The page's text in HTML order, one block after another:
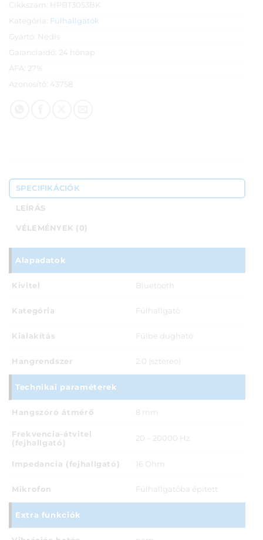
Cikkszám: HPBT3053BK
Kategória: Fülhallgatók
Gyártó: Nedis
Garanciaidő: 24 hónap
ÁFA: 27%
Azonosító: 43758
SPECIFIKÁCIÓK
LEÍRÁS
VÉLEMÉNYEK (0)
Alapadatok
Kivitel Bluetooth
Kategória Fülhallgató
Kialakítás Fülbe dugható
Hangrendszer 2.0 (sztereo)
Technikai paraméterek
Hangszóró átmérő 8 mm
Frekvencia-átvitel
(fejhallgató)
20 – 20000 Hz
Impedancia (fejhallgató) 16 Ohm
Mikrofon Fülhallgatóba épített
Extra funkciók